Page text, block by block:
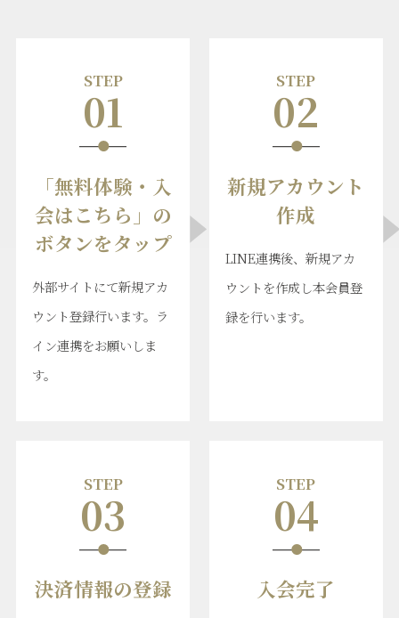
STEP
01
「無料体験・入
会はこちら」の
ボタンをタップ
外部サイトにて新規アカ
ウント登録行います。ラ
イン連携をお願いしま
す。
STEP
02
新規アカウント
作成
LINE連携後、新規アカ
ウントを作成し本会員登
録を行います。
STEP
03
決済情報の登録
STEP
04
入会完了